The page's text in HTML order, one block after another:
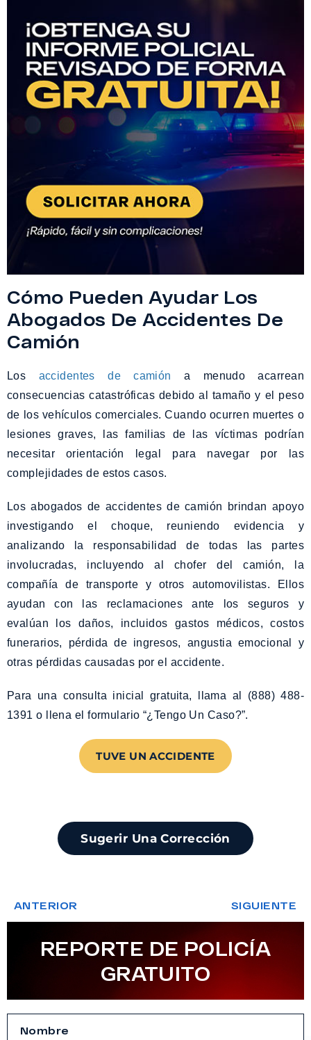
Cómo Pueden Ayudar Los
Abogados De Accidentes De
Camión
Los accidentes de camión
a menudo acarrean
consecuencias catastróficas debido al tamaño y el peso
de los vehículos comerciales. Cuando ocurren muertes o
lesiones graves, las familias de las víctimas podrían
necesitar orientación legal para navegar por las
complejidades de estos casos.
Los abogados de accidentes de camión brindan apoyo
investigando el choque, reuniendo evidencia y
analizando la responsabilidad de todas las partes
involucradas, incluyendo al chofer del camión, la
compañía de transporte y otros automovilistas. Ellos
ayudan con las reclamaciones ante los seguros y
evalúan los daños, incluidos gastos médicos, costos
funerarios, pérdida de ingresos, angustia emocional y
otras pérdidas causadas por el accidente.
Para una consulta inicial gratuita, llama al (888) 488-
1391 o llena el formulario “¿Tengo Un Caso?”.
TUVE UN ACCIDENTE
Sugerir Una Corrección
ANTERIOR SIGUIENTE
REPORTE DE POLICÍA
GRATUITO